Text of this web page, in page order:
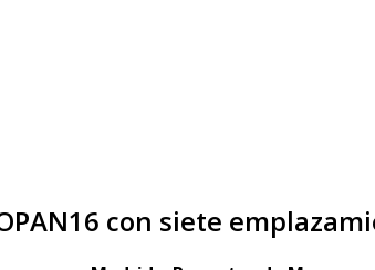
con siete